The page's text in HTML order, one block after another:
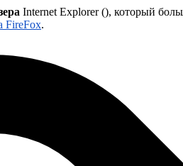
Internet Explorer (), который
FireFox.